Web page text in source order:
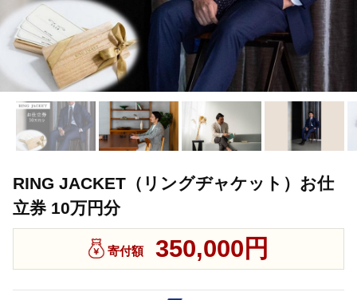
RING JACKET（リングヂャケット）お仕
立券 10万円分
寄付額 350,000円